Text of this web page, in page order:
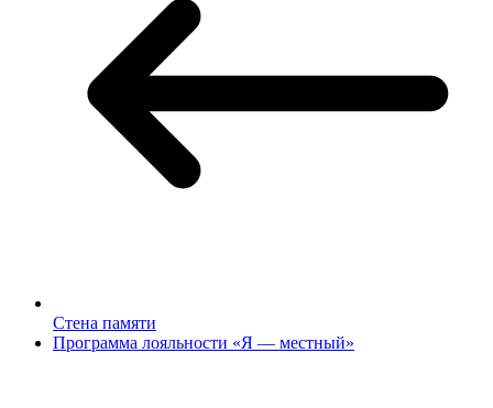
Стена памяти
Программа лояльности «Я — местный»